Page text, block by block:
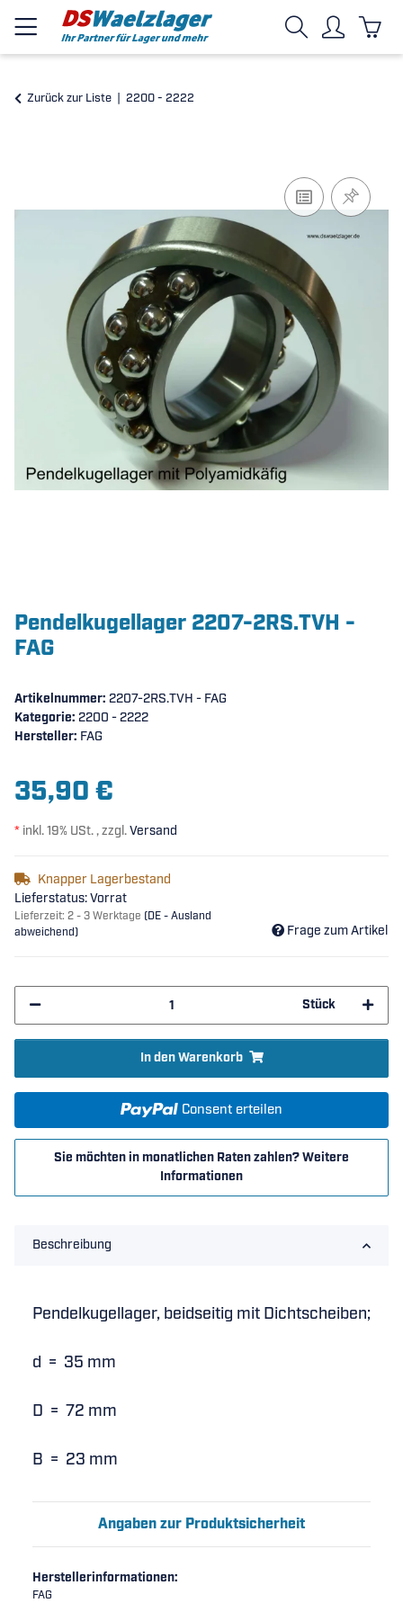
Zurück zur Liste 2200 - 2222
Pendelkugellager 2207-2RS.TVH -
FAG
Artikelnummer: 2207-2RS.TVH - FAG
Kategorie: 2200 - 2222
Hersteller: FAG
35,90 €
* inkl. 19% USt. , zzgl.Versand
Knapper Lagerbestand
Lieferstatus: Vorrat
Lieferzeit: 2 - 3 Werktage (DE - Ausland
abweichend)
Frage zum Artikel
Stück
In den Warenkorb
Consent erteilen
Sie möchten in monatlichen Raten zahlen?Weitere
Informationen
Beschreibung
Pendelkugellager, beidseitig mit Dichtscheiben;
d = 35 mm
D = 72 mm
B = 23 mm
Angaben zur Produktsicherheit
Herstellerinformationen:
FAG